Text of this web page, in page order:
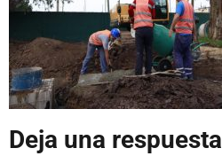
Deja una respuesta